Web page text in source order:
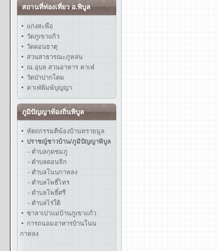
สถานที่ท่องเที่ยว อ.พิบูล
แก่งสะพือ
วัดภูเขาแก้ว
วัดดอนธาตุ
สวนสาธารณะภูหล่น
ณ.อุบล สวนอาหาร คาเฟ่
วัดป่าปากโดม
คาเฟ่พิมพ์บุญญา
ภูมิปัญญาท้องถิ่นพิบูล
หัตถกรรมตีฆ้องบ้านทรายมูล
ปราชญ์ชาวบ้าน/ภูมิปัญญาพิบูล
- ตำบลกุดชมภู
- ตำบลดอนจิก
- ตำบลโนนกาหลง
- ตำบลโพธิ์ไทร
- ตำบลโพธิ์ศรี
- ตำบลไร่ใต้
ซาลาเปาแม่บ้านภูเขาแก้ว
การถนอมอาหารบ้านโนน
กาหลง